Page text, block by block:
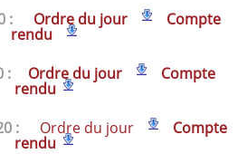
: Ordre du jour Compte
rendu
:
Ordre du jour Compte
rendu
:
Ordre du jour Compte
rendu